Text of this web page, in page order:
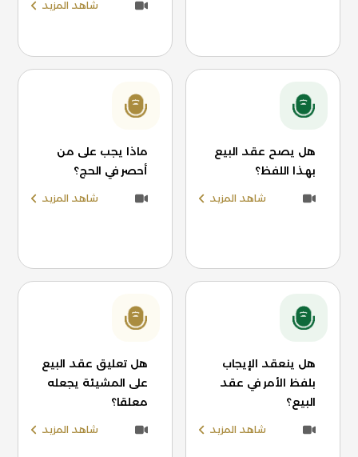
شاهد المزيد
هل يصح عقد البيع
بهذا اللفظ؟
شاهد المزيد
ماذا يجب على من
أحصر في الحج؟
شاهد المزيد
هل ينعقد الإيجاب
بلفظ الأمر في عقد
البيع؟
شاهد المزيد
هل تعليق عقد البيع
على المشيئة يجعله
معلقا؟
شاهد المزيد